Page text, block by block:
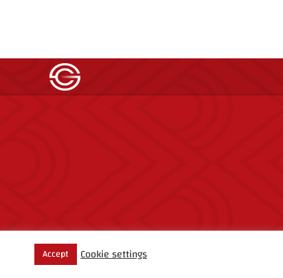
Cookie settings
Accept